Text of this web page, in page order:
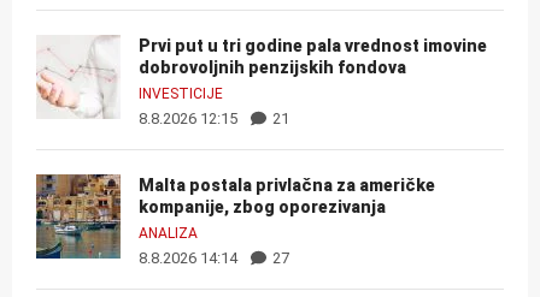
Prvi put u tri godine pala vrednost imovine
dobrovoljnih penzijskih fondova
INVESTICIJE
8.8.2026 12:15 21
Malta postala privlačna za američke
kompanije, zbog oporezivanja
ANALIZA
8.8.2026 14:14 27